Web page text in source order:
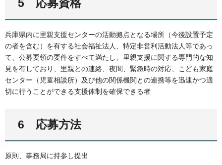
5 応募資格
兵庫県内に里親支援センターの活動拠点となる場所（今後設置予定
の者を含む）を有する社会福祉法人、特定非営利活動法人等であっ
て、公募要領の要件をすべて満たし、里親支援に関する専門的な知
見を有しており、里親との連絡、夜間、緊急時の対応、こども家庭
センター（児童相談所）及び他の関係機関との連携等を迅速かつ適
切に行うことができる支援体制を確保できる者
6 応募方法
原則、事務局に持参し提出